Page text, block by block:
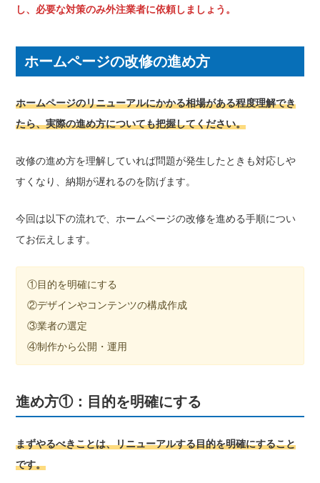
し、必要な対策のみ外注業者に依頼しましょう。
ホームページの改修の進め方
ホームページのリニューアルにかかる相場がある程度理解でき
たら、実際の進め方についても把握してください。
改修の進め方を理解していれば問題が発生したときも対応しや
すくなり、納期が遅れるのを防げます。
今回は以下の流れで、ホームページの改修を進める手順につい
てお伝えします。
①目的を明確にする
②デザインやコンテンツの構成作成
③業者の選定
④制作から公開・運用
進め方①：目的を明確にする
まずやるべきことは、リニューアルする目的を明確にすること
です。